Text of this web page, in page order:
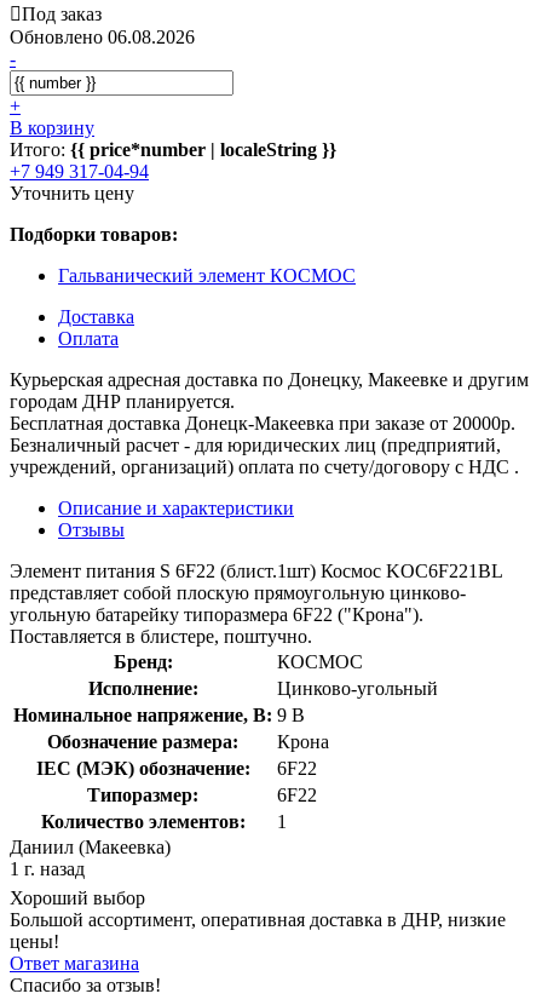
Под заказ
Обновлено 06.08.2026
-
+
В корзину
Итого: {{ price*number | localeString }}
+7 949 317-04-94
Уточнить цену
Подборки товаров:
Гальванический элемент КОСМОС
Доставка
Оплата
Курьерская адресная доставка по Донецку, Макеевке и другим
городам ДНР планируется.
Бесплатная доставка Донецк-Макеевка при заказе от 20000р.
Безналичный расчет - для юридических лиц (предприятий,
учреждений, организаций) оплата по счету/договору с НДС .
Описание и характеристики
Отзывы
Элемент питания S 6F22 (блист.1шт) Космос KOC6F221BL
представляет собой плоскую прямоугольную цинково-
угольную батарейку типоразмера 6F22 ("Крона").
Поставляется в блистере, поштучно.
Бренд:
КОСМОС
Исполнение:
Цинково-угольный
Номинальное напряжение, В: 9 В
Обозначение размера:
Крона
IEC (МЭК) обозначение:
6F22
Типоразмер:
6F22
Количество элементов:
1
Даниил (Макеевка)
1 г. назад
Хороший выбор
Большой ассортимент, оперативная доставка в ДНР, низкие
цены!
Ответ магазина
Спасибо за отзыв!